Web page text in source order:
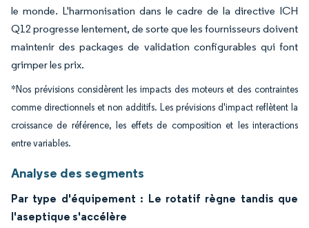
le monde. L'harmonisation dans le cadre de la directive ICH
Q12 progresse lentement, de sorte que les fournisseurs doivent
maintenir des packages de validation configurables qui font
grimper les prix.
*Nos prévisions considèrent les impacts des moteurs et des contraintes
comme directionnels et non additifs. Les prévisions d'impact reflètent la
croissance de référence, les effets de composition et les interactions
entre variables.
Analyse des segments
Par type d'équipement : Le rotatif règne tandis que
l'aseptique s'accélère